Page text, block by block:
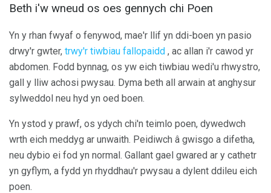
Beth i'w wneud os oes gennych chi Poen
Yn y rhan fwyaf o fenywod, mae'r llif yn ddi-boen yn pasio
drwy'r gwter, trwy'r tiwbiau fallopaidd , ac allan i'r cawod yr
abdomen. Fodd bynnag, os yw eich tiwbiau wedi'u rhwystro,
gall y lliw achosi pwysau. Dyma beth all arwain at anghysur
sylweddol neu hyd yn oed boen.
Yn ystod y prawf, os ydych chi'n teimlo poen, dywedwch
wrth eich meddyg ar unwaith. Peidiwch â gwisgo a difetha,
neu dybio ei fod yn normal. Gallant gael gwared ar y cathetr
yn gyflym, a fydd yn rhyddhau'r pwysau a dylent ddileu eich
poen.